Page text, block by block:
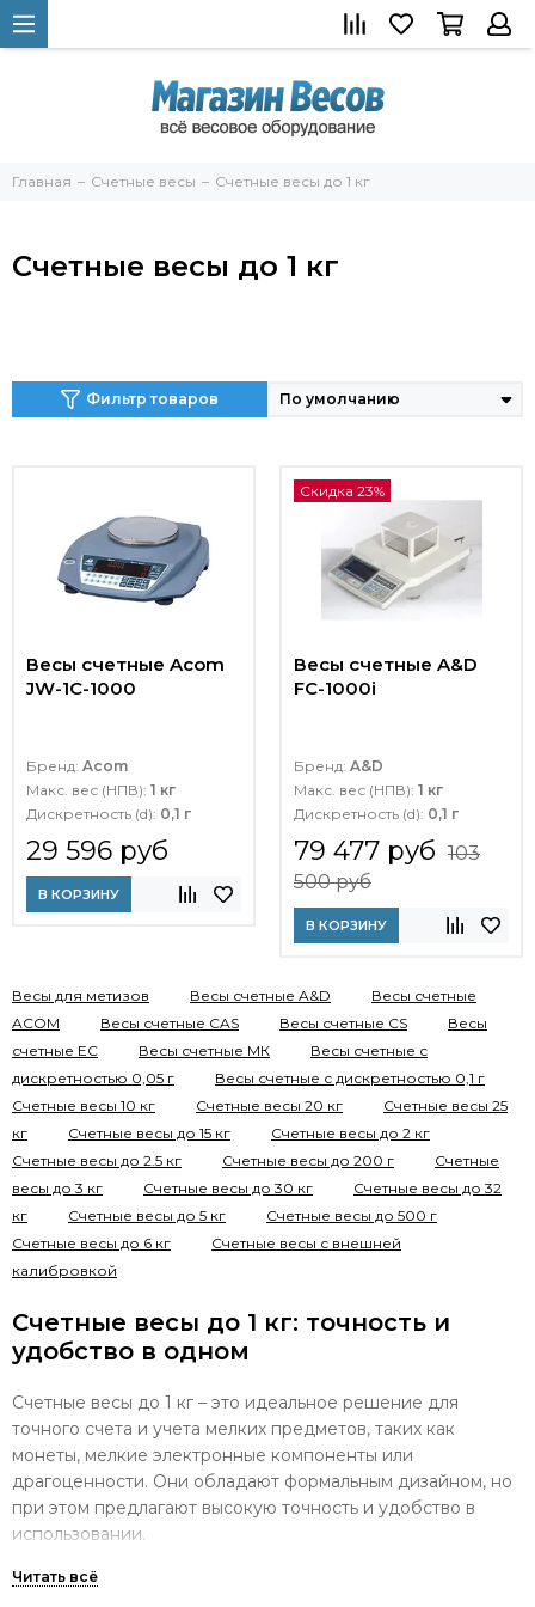
Главная Счетные весы Счетные весы до 1 кг
Счетные весы до 1 кг
Фильтр товаров
Весы счетные Acom
JW-1C-1000
Бренд: Acom
Макс. вес (НПВ): 1 кг
Дискретность (d): 0,1 г
29 596 руб
В КОРЗИНУ
Скидка 23%
Весы счетные A&D
FC-1000i
Бренд: A&D
Макс. вес (НПВ): 1 кг
Дискретность (d): 0,1 г
79 477 руб 103
500 руб
В КОРЗИНУ
Весы для метизов Весы счетные A&D
Весы счетные
ACOM
Весы счетные CAS Весы счетные CS
Весы
счетные EC
Весы счетные МК
Весы счетные с
дискретностью 0,05 г
Весы счетные с дискретностью 0,1 г
Счетные весы 10 кг
Счетные весы 20 кг
Счетные весы 25
кг
Счетные весы до 15 кг
Счетные весы до 2 кг
Счетные весы до 2.5 кг
Счетные весы до 200 г
Счетные
весы до 3 кг
Счетные весы до 30 кг
Счетные весы до 32
кг
Счетные весы до 5 кг
Счетные весы до 500 г
Счетные весы до 6 кг
Счетные весы с внешней
калибровкой
Счетные весы до 1 кг: точность и
удобство в одном
Счетные весы до 1 кг – это идеальное решение для
точного счета и учета мелких предметов, таких как
монеты, мелкие электронные компоненты или
драгоценности. Они обладают формальным дизайном, но
при этом предлагают высокую точность и удобство в
использовании.
Высокая точность измерений